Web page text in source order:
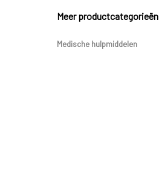
Meer productcategorieën
Medische hulpmiddelen